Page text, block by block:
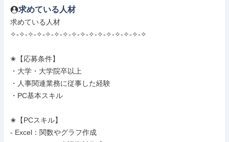
求めている人材
求めている人材
✧-✧-✧-✧-✧-✧-✧-✧-✧-✧-✧-✧-✧-✧-✧-✧
✬【応募条件】
・大学・大学院卒以上
・人事関連業務に従事した経験
・PC基本スキル
✬【PCスキル】
- Excel：関数やグラフ作成